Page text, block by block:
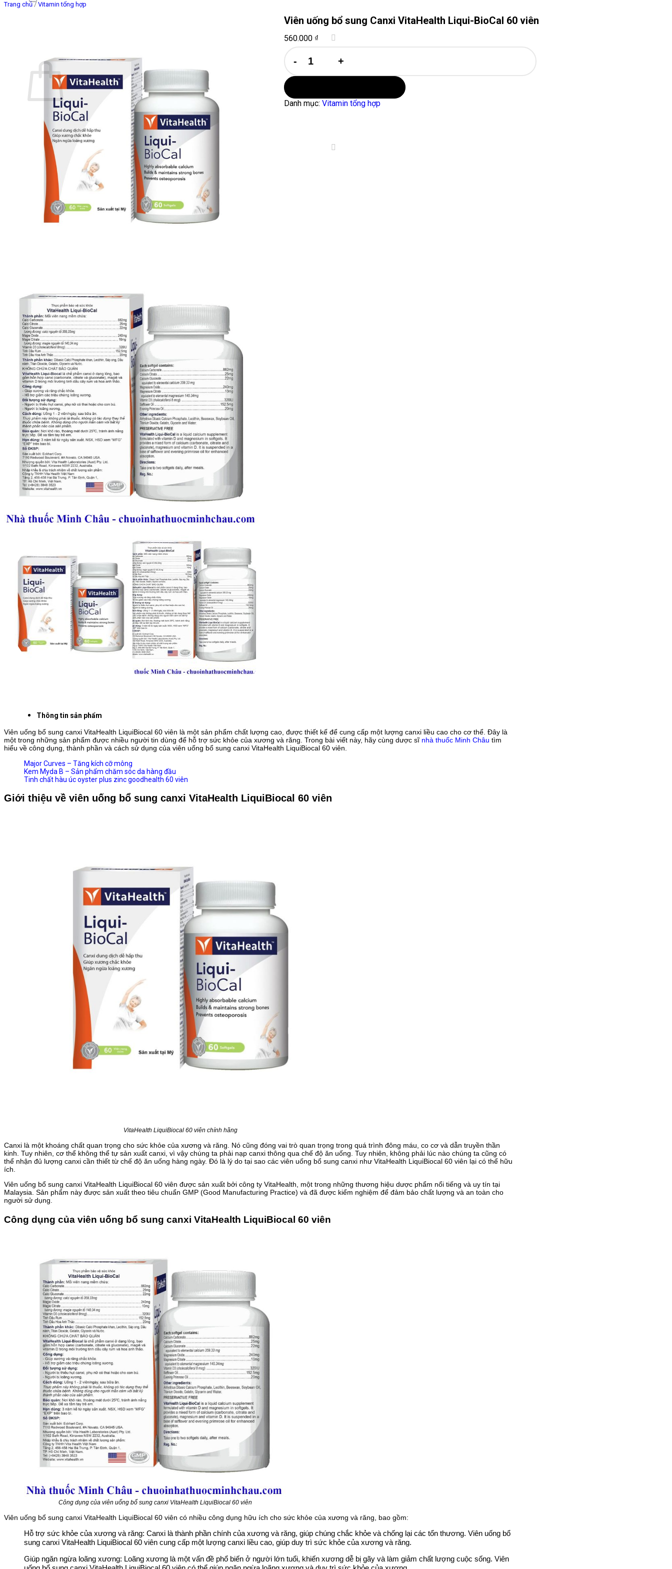
Giỏ hàng
Chưa có sản phẩm trong giỏ hàng.
Quay trở lại cửa hàng
Trang chủ / Vitamin tổng hợp
Viên uống bổ sung Canxi VitaHealth Liqui-BioCal 60 viên
560.000 ₫
uống
VitaHealth
Liqui-
Danh mục: Vitamin tổng hợp
Thông tin sản phẩm
Viên uống bổ sung canxi VitaHealth LiquiBiocal 60 viên là một sản phẩm chất lượng cao, được thiết kế để cung cấp một lượng canxi liều cao cho cơ thể. Đây là
một trong những sản phẩm được nhiều người tin dùng để hỗ trợ sức khỏe của xương và răng. Trong bài viết này, hãy cùng dược sĩnhà thuốc Minh Châu tìm
hiểu về công dụng, thành phần và cách sử dụng của viên uống bổ sung canxi VitaHealth LiquiBiocal 60 viên.
Major Curves – Tăng kích cỡ mông
Kem Myda B – Sản phẩm chăm sóc da hàng đầu
Tinh chất hàu úc oyster plus zinc goodhealth 60 viên
Giới thiệu về viên uống bổ sung canxi VitaHealth LiquiBiocal 60 viên
VitaHealth LiquiBiocal 60 viên chính hãng
Canxi là một khoáng chất quan trọng cho sức khỏe của xương và răng. Nó cũng đóng vai trò quan trọng trong quá trình đông máu, co cơ và dẫn truyền thần
kinh. Tuy nhiên, cơ thể không thể tự sản xuất canxi, vì vậy chúng ta phải nạp canxi thông qua chế độ ăn uống. Tuy nhiên, không phải lúc nào chúng ta cũng có
thể nhận đủ lượng canxi cần thiết từ chế độ ăn uống hàng ngày. Đó là lý do tại sao các viên uống bổ sung canxi như VitaHealth LiquiBiocal 60 viên lại có thể hữu
ích.
Viên uống bổ sung canxi VitaHealth LiquiBiocal 60 viên được sản xuất bởi công ty VitaHealth, một trong những thương hiệu dược phẩm nổi tiếng và uy tín tại
Malaysia. Sản phẩm này được sản xuất theo tiêu chuẩn GMP (Good Manufacturing Practice) và đã được kiểm nghiệm để đảm bảo chất lượng và an toàn cho
người sử dụng.
Công dụng của viên uống bổ sung canxi VitaHealth LiquiBiocal 60 viên
Công dụng của viên uống bổ sung canxi VitaHealth LiquiBiocal 60 viên
Viên uống bổ sung canxi VitaHealth LiquiBiocal 60 viên có nhiều công dụng hữu ích cho sức khỏe của xương và răng, bao gồm:
Hỗ trợ sức khỏe của xương và răng: Canxi là thành phần chính của xương và răng, giúp chúng chắc khỏe và chống lại các tổn thương. Viên uống bổ
sung canxi VitaHealth LiquiBiocal 60 viên cung cấp một lượng canxi liều cao, giúp duy trì sức khỏe của xương và răng.
Giúp ngăn ngừa loãng xương: Loãng xương là một vấn đề phổ biến ở người lớn tuổi, khiến xương dễ bị gãy và làm giảm chất lượng cuộc sống. Viên